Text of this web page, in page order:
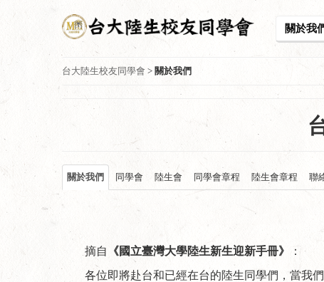
關於我
台大陸生校友同學會 > 關於我們
關於我們 同學會 陸生會 同學會章程 陸生會章程 聯
摘自 《國立臺灣大學陸生新生迎新手冊》
：
各位即將赴台和已經在台的陸生同學們，當我